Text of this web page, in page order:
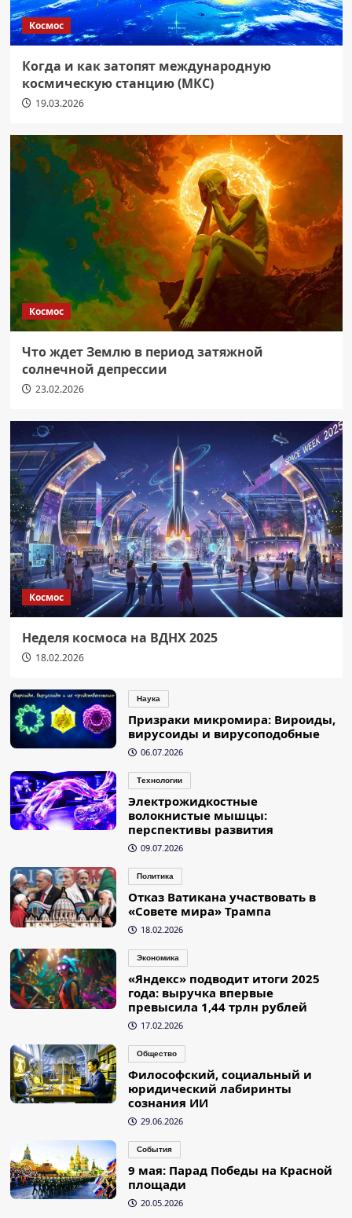
Космос
Когда и как затопят международную
космическую станцию (МКС)
19.03.2026
Космос
Что ждет Землю в период затяжной
солнечной депрессии
23.02.2026
Космос
Неделя космоса на ВДНХ 2025
18.02.2026
Наука
Призраки микромира: Вироиды,
вирусоиды и вирусоподобные
06.07.2026
Технологии
Электрожидкостные
волокнистые мышцы:
перспективы развития
09.07.2026
Политика
Отказ Ватикана участвовать в
«Совете мира» Трампа
18.02.2026
Экономика
«Яндекс» подводит итоги 2025
года: выручка впервые
превысила 1,44 трлн рублей
17.02.2026
Общество
Философский, социальный и
юридический лабиринты
сознания ИИ
29.06.2026
События
9 мая: Парад Победы на Красной
площади
20.05.2026